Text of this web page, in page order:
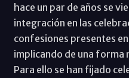
hace un par de años se
integración en las
confesiones presentes
implicando de una forma
Para ello se han fijado